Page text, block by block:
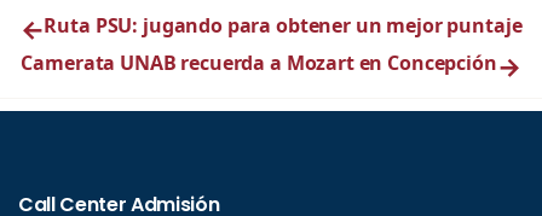
←Ruta PSU: jugando para obtener un mejor puntaje
Camerata UNAB recuerda a Mozart en Concepción→